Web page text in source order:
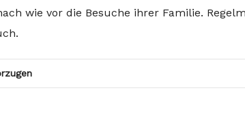
wie vor die Besuche ihrer Familie.